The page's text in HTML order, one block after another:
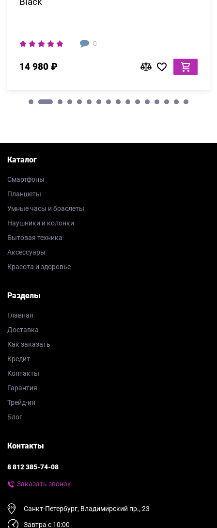
0
14 980 ₽
Каталог
Смартфоны
Планшеты
Умные часы и браслеты
Наушники и колонки
Бытовая техника
Аксессуары
Красота и здоровье
Разделы
Главная
Доставка
Как заказать
Кредит
Контакты
Гарантия
Трейд-ин
Блог
Контакты
8 812 385-74-08
Заказать звонок
Санкт-Петербург, Владимирский пр., 23
Завтра с 10:00